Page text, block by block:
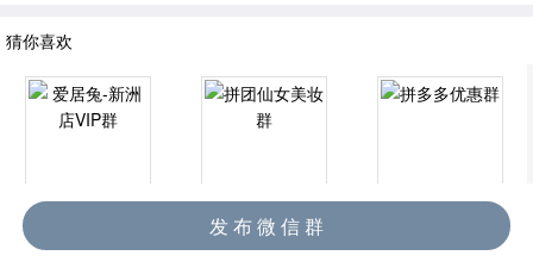
猜你喜欢
爱居兔-新洲店VIP群 拼团仙女美妆群
发 布 微 信 群